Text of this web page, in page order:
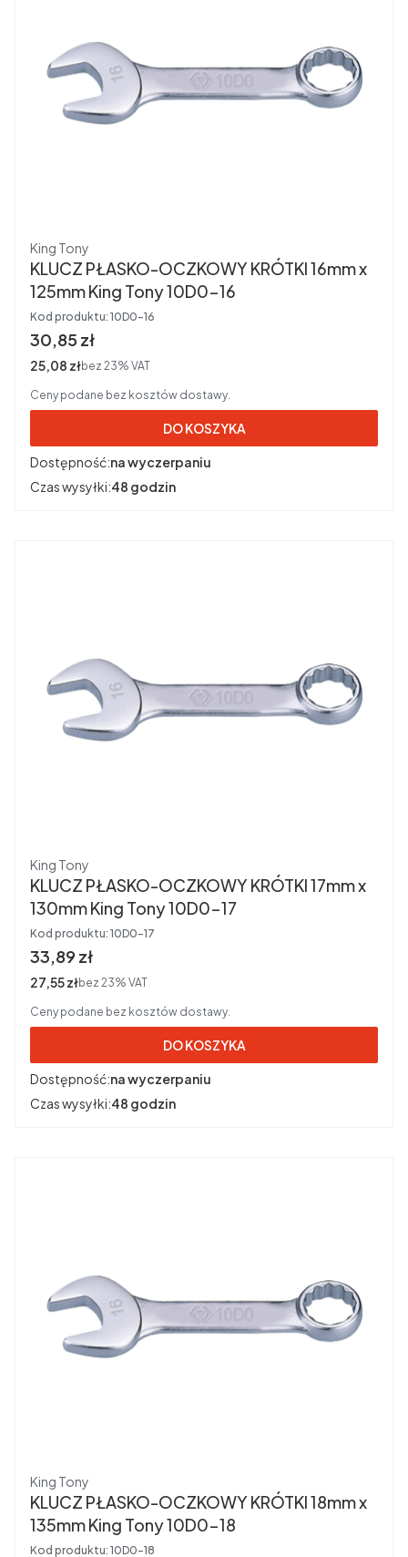
Producent
King Tony
KLUCZ PŁASKO-OCZKOWY KRÓTKI 16mm x
125mm King Tony 10D0-16
Kod produktu: 10D0-16
Cena brutto
30,85 zł
Cena netto
25,08 złbez 23% VAT
Ceny podane bez kosztów dostawy.
DO KOSZYKA
Dostępność:na wyczerpaniu
Czas wysyłki:48 godzin
Producent
King Tony
KLUCZ PŁASKO-OCZKOWY KRÓTKI 17mm x
130mm King Tony 10D0-17
Kod produktu: 10D0-17
Cena brutto
33,89 zł
Cena netto
27,55 złbez 23% VAT
Ceny podane bez kosztów dostawy.
DO KOSZYKA
Dostępność:na wyczerpaniu
Czas wysyłki:48 godzin
Producent
King Tony
KLUCZ PŁASKO-OCZKOWY KRÓTKI 18mm x
135mm King Tony 10D0-18
Kod produktu: 10D0-18